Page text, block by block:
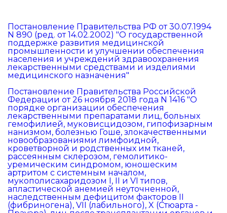
Постановление Правительства РФ от 30.07.1994
N 890 (ред. от 14.02.2002) "О государственной
поддержке развития медицинской
промышленности и улучшении обеспечения
населения и учреждений здравоохранения
лекарственными средствами и изделиями
медицинского назначения"
Постановление Правительства Российской
Федерации от 26 ноября 2018 года N 1416 "О
порядке организации обеспечения
лекарственными препаратами лиц, больных
гемофилией, муковисцидозом, гипофизарным
нанизмом, болезнью Гоше, злокачественными
новообразованиями лимфоидной,
кроветворной и родственных им тканей,
рассеянным склерозом, гемолитико-
уремическим синдромом, юношеским
артритом с системным началом,
мукополисахаридозом I, II и VI типов,
апластической анемией неуточненной,
наследственным дефицитом факторов II
(фибриногена), VII (лабильного), X (Стюарта -